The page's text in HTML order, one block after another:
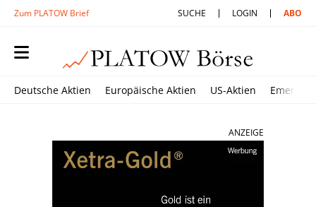
Zum PLATOW Brief SUCHE LOGIN ABO
Deutsche Aktien Europäische Aktien US-Aktien
ANZEIGE